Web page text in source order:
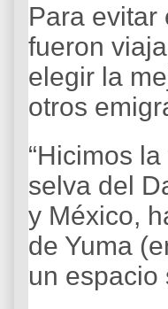
Para evitar
fueron
elegir la
otros
“Hicimos
selva del
y México,
de Yuma
un espacio